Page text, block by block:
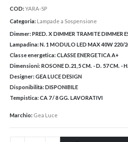
COD:YARA-SP
Categoria: Lampade a Sospensione
Dimmer:PRED. X DIMMER TRAMITE DIMMER
Lampadina:N. 1 MODULO LED MAX 40W 220/
Classe energetica:CLASSE ENERGETICA A+
Dimensioni:ROSONE D.21,5 CM. - D. 57 CM. -
Designer:GEA LUCE DESIGN
Disponibilità:DISPONIBILE
Tempistica:CA 7 / 8 GG. LAVORATIVI
Marchio: Gea Luce